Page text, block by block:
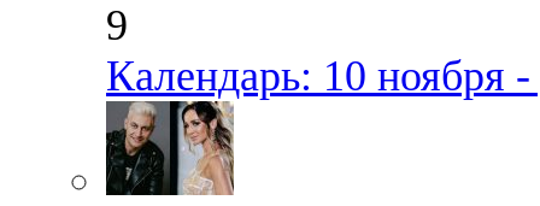
9
Календарь: 10 ноября